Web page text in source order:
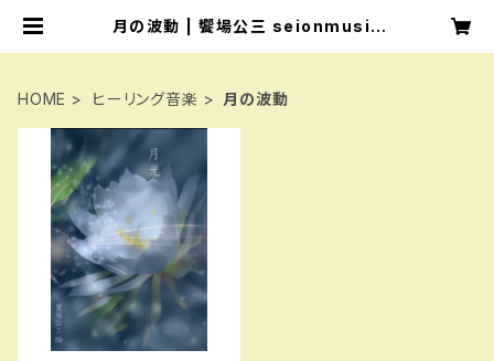
月の波動 | 饗場公三 seionmusic
HOME ヒーリング音楽 月の波動